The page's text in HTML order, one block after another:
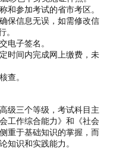
参加考试的省市考区。
保信息无误，如需修改信
。
电子签名。
时间内完成网上缴费，未
查。
级三个等级，考试科目主
工作综合能力》和《社会
重于基础知识的掌握，而
知识和实践能力。